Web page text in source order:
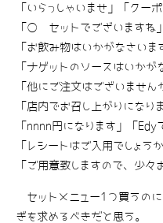
「いらっしゃいませ」「クー
「○☓セットでございますね
「お飲み物はいかがなさい
「ナゲットのソースはいかが
「他にご注文はございません
「店内でお召し上がりになり
「nnnn円になります」「Edy
「レシートはご入用でしょう
「ご用意致しますので、少々
セットメニュー1つ買うのに
ぎを求めるべきだと思う。